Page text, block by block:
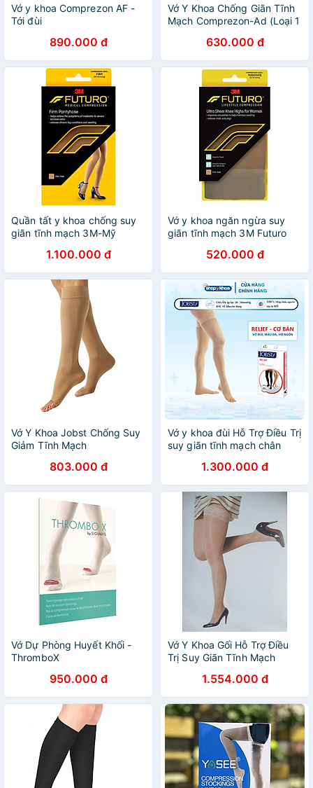
Vớ y khoa Comprezon AF -
Tới đùi
890.000 đ
Vớ Y Khoa Chống Giãn Tĩnh
Mạch Comprezon-Ad (Loại 1
630.000 đ
Quần tất y khoa chống suy
giãn tĩnh mạch 3M-Mỹ
1.100.000 đ
Vớ y khoa ngăn ngừa suy
giãn tĩnh mạch 3M Futuro
520.000 đ
Vớ Y Khoa Jobst Chống Suy
Giảm Tĩnh Mạch
803.000 đ
Vớ y khoa đùi Hỗ Trợ Điều Trị
suy giãn tĩnh mạch chân
20-30mmHg - Da (tất y
khoa)
1.300.000 đ
Vớ Dự Phòng Huyết Khối -
ThromboX
950.000 đ
Vớ Y Khoa Gối Hỗ Trợ Điều
Trị Suy Giãn Tĩnh Mạch
Women - Gối1.554.000 đ